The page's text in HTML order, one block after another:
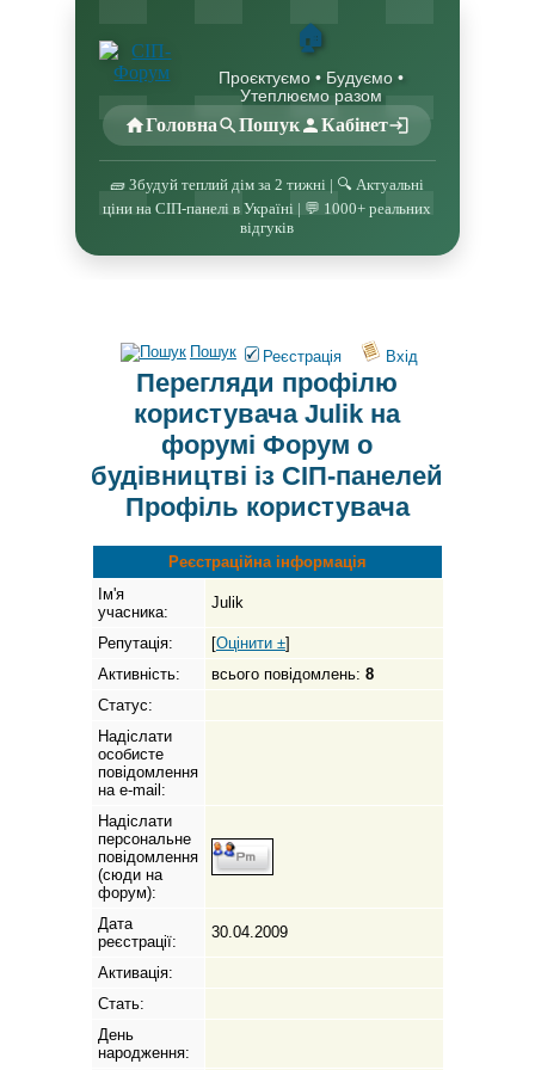
🏠
Проєктуємо • Будуємо •
Утеплюємо разом
Головна Пошук Кабінет
🧱 Збудуй теплий дім за 2 тижні | 🔍 Актуальні
ціни на СІП-панелі в Україні | 💬 1000+ реальних
відгуків
Пошук Реєстрація Вхід
Перегляди профілю
користувача Julik на
форумі Форум о
будівництві із СІП-панелей
Профіль користувача
Реєстраційна інформація
Ім'я
учасника:
Julik
Репутація: [Оцінити ±]
Активність:
всього повідомлень: 8
Статус:
Надіслати
особисте
повідомлення
на e-mail:
Надіслати
персональне
повідомлення
(сюди на
форум):
Дата
реєстрації:
30.04.2009
Активація:
Стать:
День
народження: